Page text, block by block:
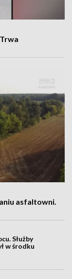
asfaltowni.
Służby
w środku